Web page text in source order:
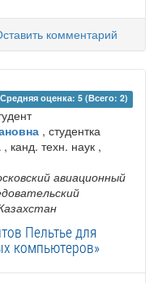
комментарий
Средняя оценка: 5 (Всего: 2)
, студентка
, канд. техн. наук ,
авиационный
Пельтье для
компьютеров»